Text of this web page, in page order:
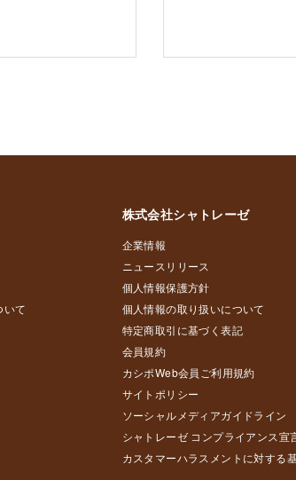
いて
株式会社シャトレーゼ
企業情報
ニュースリリース
個人情報保護方針
個人情報の取り扱いについて
特定商取引に基づく表記
会員規約
カシポWeb会員ご利用規約
サイトポリシー
ソーシャルメディアガイドライン
シャトレーゼ コンプライアンス宣
カスタマーハラスメントに対する